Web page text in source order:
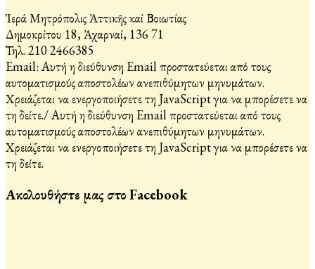
Ἱερά Μητρόπολις Ἀττικῆς καί Βοιωτίας
Δημοκρίτου 18, Ἀχαρναί, 136 71
Τηλ. 210 2466385
Email: Αυτή η διεύθυνση Email προστατεύεται από τους
αυτοματισμούς αποστολέων ανεπιθύμητων μηνυμάτων.
Χρειάζεται να ενεργοποιήσετε τη JavaScript για να μπορέσετε να
τη δείτε./Αυτή η διεύθυνση Email προστατεύεται από τους
αυτοματισμούς αποστολέων ανεπιθύμητων μηνυμάτων.
Χρειάζεται να ενεργοποιήσετε τη JavaScript για να μπορέσετε να
τη δείτε.
Ακολουθήστε μας στο Facebook